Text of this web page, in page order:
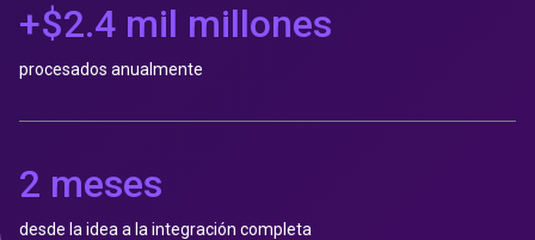
+$2.4 mil millones
procesados anualmente
2 meses
desde la idea a la integración completa